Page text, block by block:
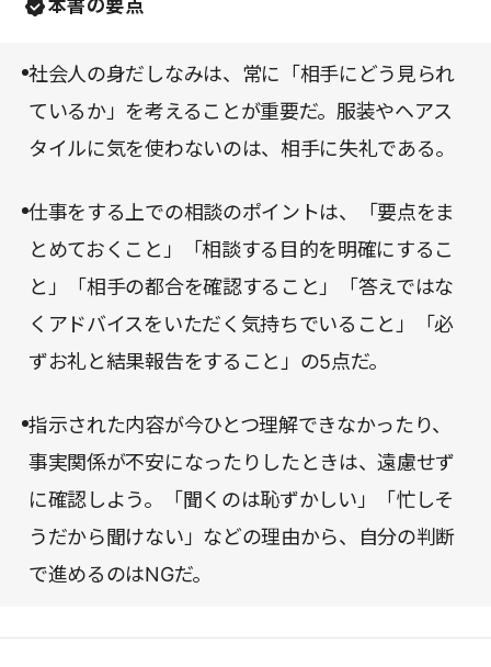
本書の要点
社会人の身だしなみは、常に「相手にどう見られ
ているか」を考えることが重要だ。服装やヘアス
タイルに気を使わないのは、相手に失礼である。
仕事をする上での相談のポイントは、「要点をま
とめておくこと」「相談する目的を明確にするこ
と」「相手の都合を確認すること」「答えではな
くアドバイスをいただく気持ちでいること」「必
ずお礼と結果報告をすること」の5点だ。
指示された内容が今ひとつ理解できなかったり、
事実関係が不安になったりしたときは、遠慮せず
に確認しよう。「聞くのは恥ずかしい」「忙しそ
うだから聞けない」などの理由から、自分の判断
で進めるのはNGだ。